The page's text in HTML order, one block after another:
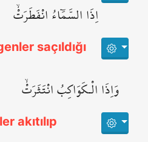
اِذَا السَّمَٓاءُ انْفَطَرَتْۙ
saçıldığı
وَاِذَا الْـكَوَاكِبُ انْتَثَرَتْۙ
akıtılıp